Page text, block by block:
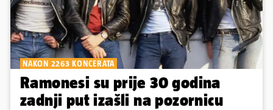
NAKON 2263 KONCERATA
Ramonesi su prije 30 godina
zadnji put izašli na pozornicu